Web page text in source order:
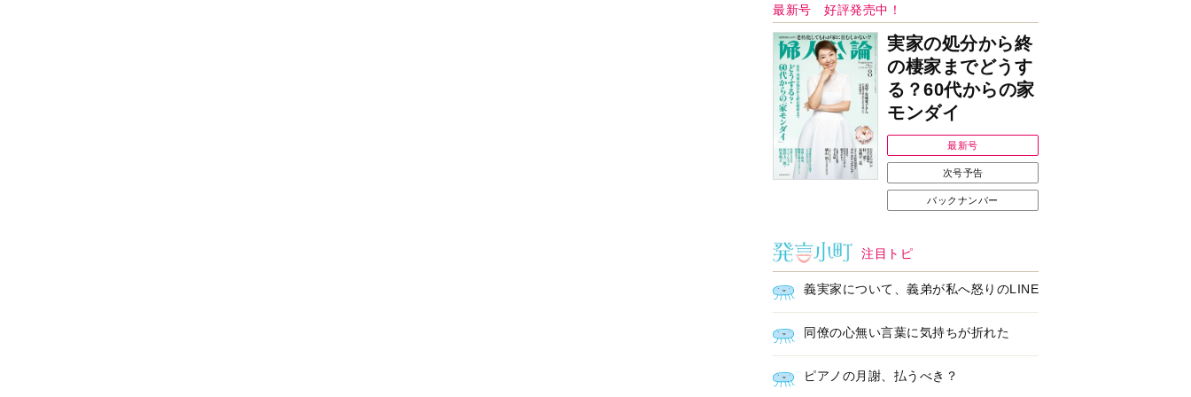
ＡＩで始める遺言を書
く前の準備セミナー開
催
耳にすっぽり！オーテ
ィコン補聴器、新しい
スタイルで All in Ear
の「オーティコン ジー
ル」を発売
トするオープンイヤー
型イヤホン「kikippa イ
ヤホン HERALBONY
モデル」発売
と訂正
あなたのペット自慢を